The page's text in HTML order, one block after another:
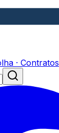
· Contratos